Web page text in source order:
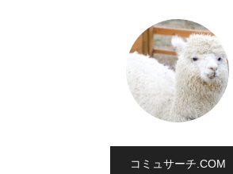
コミュサーチ.COM